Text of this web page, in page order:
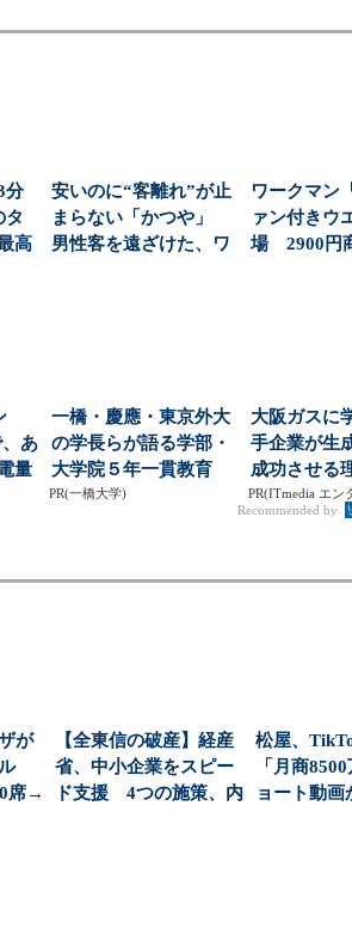
分
タ
高
安いのに“客離れ”が止
まらない「かつや」
男性客を遠ざけた、ワ
ワークマン
ァン付きウ
場 2900円
、あ
量
一橋・慶應・東京外大
の学長らが語る学部・
大学院５年一貫教育
PR(一橋大学)
大阪ガス
手企業が生
成功させる
PR(ITmedia エン
Recommended by
が
ル
席→
【全東信の破産】経産
省、中小企業をスピー
ド支援 4つの施策、内
松屋、
「月商
ョート動画